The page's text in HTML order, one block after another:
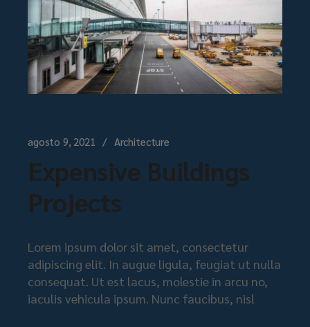
agosto 9, 2021 Architecture
Expensive Buildings
Projects
Lorem ipsum dolor sit amet, consectetur
adipiscing elit. In augue ligula, feugiat ut nulla
consequat. Ut est lacus, molestie in arcu no,
iaculis vehicula ipsum. Nunc faucibus, nisl